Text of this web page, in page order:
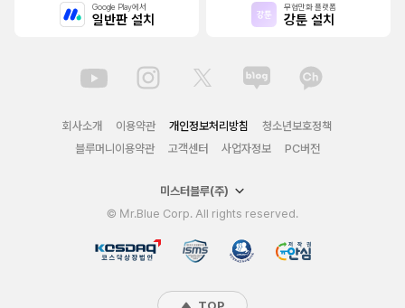
Google Play에서
일반판 설치
무협만화 플랫폼
강툰 설치
회사소개 이용약관 개인정보처리방침
청소년보호정책
블루머니이용약관
고객센터 사업자정보 PC버전
미스터블루(주)
© Mr.Blue Corp. All rights reserved.
TOP